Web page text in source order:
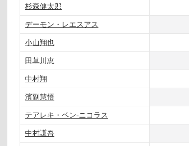
杉森健太郎
デーモン・レエスアス
小山翔也
田草川恵
中村翔
濱副慧悟
テアレキ・ベン-ニコラス
中村謙吾